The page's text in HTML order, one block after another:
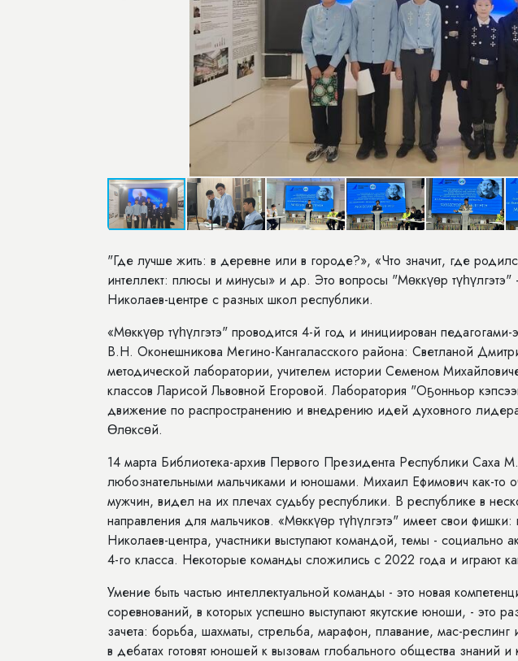
"Где лучше жить: в деревне или в городе?», «Что значит, где
интеллект: плюсы и минусы» и др. Это вопросы "Мөккүөр түһүлгэтэ"
Николаев-центре с разных школ республики.
«Мөккүөр түһүлгэтэ" проводится 4-й год и инициирован
В.Н. Оконешникова Мегино-Кангаласского района: Светланой
методической лаборатории, учителем истории Семеном
классов Ларисой Львовной Егоровой. Лаборатория "Оҕонньор
движение по распространению и внедрению идей духовного
Өлөксөй.
14 марта Библиотека-архив Первого Президента Республики Саха
любознательными мальчиками и юношами. Михаил Ефимович как-то
мужчин, видел на их плечах судьбу республики. В республике в
направления для мальчиков. «Мөккүөр түһүлгэтэ" имеет свои фишки:
Николаев-центра, участники выступают командой, темы - социально
4-го класса. Некоторые команды сложились с 2022 года и играют
Умение быть частью интеллектуальной команды - это новая
соревнований, в которых успешно выступают якутские юноши, - это
зачета: борьба, шахматы, стрельба, марафон, плавание, мас-
в дебатах готовят юношей к вызовам глобального общества знаний и